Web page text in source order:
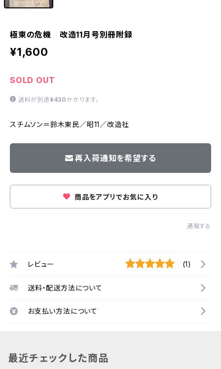
極東の危機 改造11月号別冊附録
¥1,600
SOLD OUT
送料が別途 ¥430 かかります。
スチムソン＝鈴木東民／昭11／改造社
再入荷通知を希望する
商品をアプリでお気に入り
通報する
レビュー (1)
送料・配送方法について
お支払い方法について
最近チェックした商品